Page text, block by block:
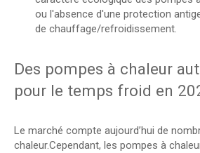
ou l'absence d'une protection
de chauffage/refroidissement.
Des pompes à chaleur
pour le temps froid en
Le marché compte aujourd’hui de
chaleur.Cependant, les pompes à